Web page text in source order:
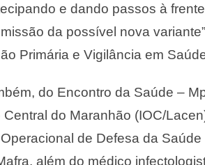
e dando passos à
da possível nova
Primária e Vigilância em
do Encontro da Saúde –
Central do Maranhão (IOC/
de Defesa da
além do médico